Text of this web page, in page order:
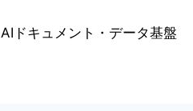
AIドキュメント・データ基盤